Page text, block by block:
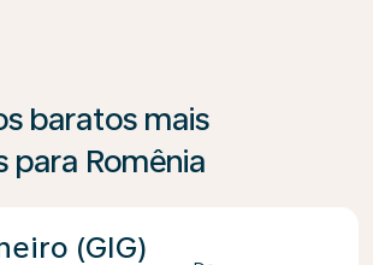
baratos mais
para Romênia
(GIG)